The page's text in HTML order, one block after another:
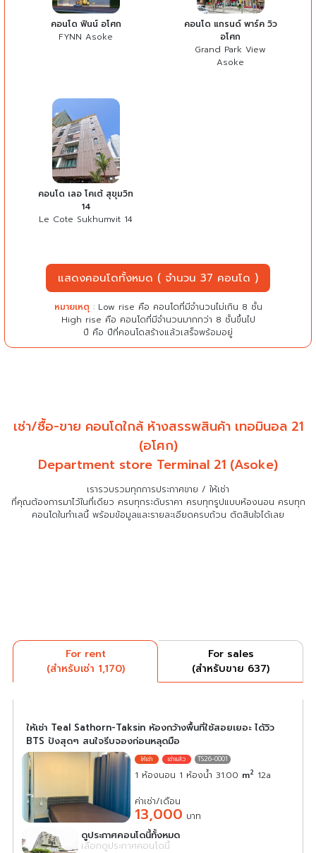
คอนโด ฟินน์ อโศก
FYNN Asoke
คอนโด แกรนด์ พาร์ค วิว
อโศก
Grand Park View
Asoke
คอนโด เลอ โคเต้ สุขุมวิท
14
Le Cote Sukhumvit 14
แสดงคอนโดทั้งหมด ( จำนวน 37 คอนโด )
หมายเหตุ : Low rise คือ คอนโดที่มีจำนวนไม่เกิน 8 ชั้น
High rise คือ คอนโดที่มีจำนวนมากกว่า 8 ชั้นขึ้นไป
ปี คือ ปีที่คอนโดสร้างแล้วเสร็จพร้อมอยู่
เช่า/ซื้อ-ขาย คอนโดใกล้ ห้างสรรพสินค้า เทอมินอล 21
(อโศก)
Department store Terminal 21 (Asoke)
เรารวบรวมทุกการประกาศขาย / ให้เช่า
ที่คุณต้องการมาไว้ในที่เดียว ครบทุกระดับราคา ครบทุกรูปแบบห้องนอน ครบทุก
คอนโดในทำเลนี้ พร้อมข้อมูลและรายละเอียดครบถ้วน ตัดสินใจได้เลย
For rent
(สำหรับเช่า 1,170)
For sales
(สำหรับขาย 637)
ให้เช่า Teal Sathorn-Taksin ห้องกว้างพื้นที่ใช้สอยเยอะ ได้วิว
BTS ปังสุดๆ สนใจรีบจองก่อนหลุดมือ
TS26-0001
1 ห้องนอน 1 ห้องน้ำ 31.00 m2 12a
ค่าเช่า/เดือน
13,000 บาท
ดูประกาศคอนโดนี้ทั้งหมด
เลือกดูประกาศคอนโดนี้